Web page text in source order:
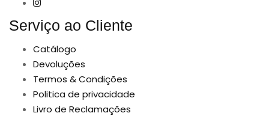
Serviço ao Cliente
Catálogo
Devoluções
Termos & Condições
Politica de privacidade
Livro de Reclamações